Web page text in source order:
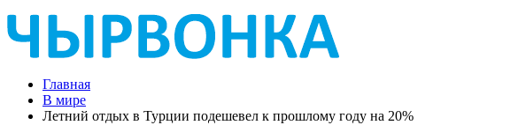
Главная
В мире
Летний отдых в Турции подешевел к прошлому году на 20%